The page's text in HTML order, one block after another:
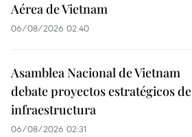
Aérea de Vietnam
06/08/2026 02:40
Asamblea Nacional de Vietnam
debate proyectos estratégicos de
infraestructura
06/08/2026 02:31